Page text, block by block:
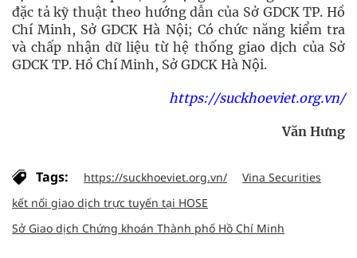
đặc tả kỹ thuật theo hướng dẫn của Sở GDCK TP. Hồ
Chí Minh, Sở GDCK Hà Nội; Có chức năng kiểm tra
và chấp nhận dữ liệu từ hệ thống giao dịch của Sở
GDCK TP. Hồ Chí Minh, Sở GDCK Hà Nội.
https://suckhoeviet.org.vn/
Văn Hưng
Tags: https://suckhoeviet.org.vn/
Vina Securities
kết nối giao dịch trực tuyến tại HOSE
Sở Giao dịch Chứng khoán Thành phố Hồ Chí Minh